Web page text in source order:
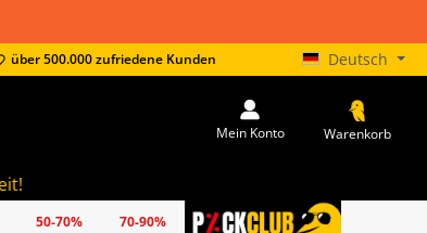
über 500.000 zufriedene Kunden Deutsch
Mein Konto Warenkorb
50-70% 70-90% PICKCLUB